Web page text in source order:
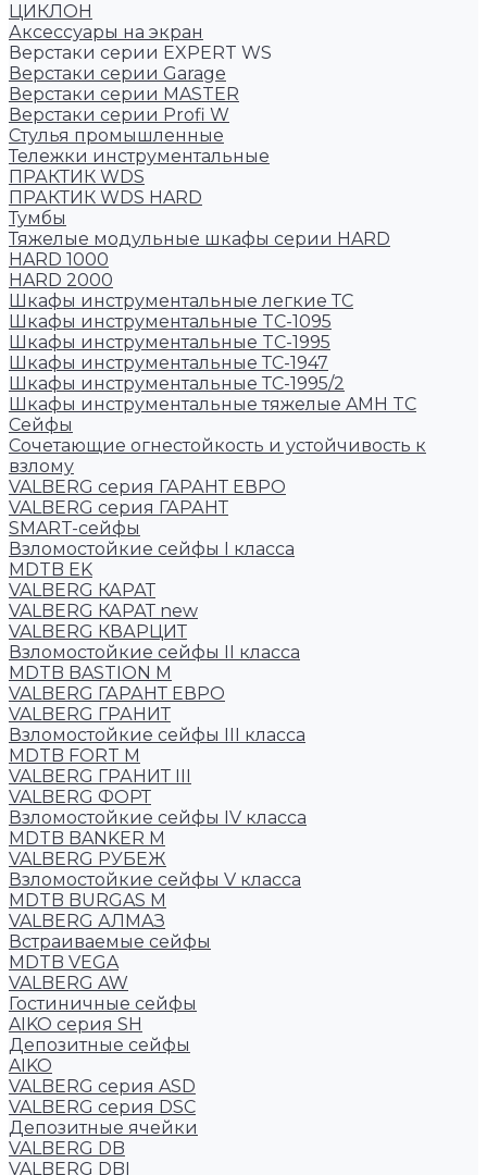
ЦИКЛОН
Аксессуары на экран
Верстаки серии EXPERT WS
Верстаки серии Garage
Верстаки серии MASTER
Верстаки серии Profi W
Стулья промышленные
Тележки инструментальные
ПРАКТИК WDS
ПРАКТИК WDS HARD
Тумбы
Тяжелые модульные шкафы серии HARD
HARD 1000
HARD 2000
Шкафы инструментальные легкие ТС
Шкафы инструментальные TC-1095
Шкафы инструментальные TC-1995
Шкафы инструментальные ТС-1947
Шкафы инструментальные ТС-1995/2
Шкафы инструментальные тяжелые AMH TC
Сейфы
Cочетающие огнестойкость и устойчивость к
взлому
VALBERG серия ГАРАНТ ЕВРО
VALBERG серия ГАРАНТ
SMART-сейфы
Взломостойкие сейфы I класса
MDTB EK
VALBERG КАРАТ
VALBERG КАРАТ new
VALBERG КВАРЦИТ
Взломостойкие сейфы II класса
MDTB BASTION M
VALBERG ГАРАНТ ЕВРО
VALBERG ГРАНИТ
Взломостойкие сейфы III класса
MDTB FORT M
VALBERG ГРАНИТ III
VALBERG ФОРТ
Взломостойкие сейфы IV класса
MDTB BANKER M
VALBERG РУБЕЖ
Взломостойкие сейфы V класса
MDTB BURGAS M
VALBERG АЛМАЗ
Встраиваемые сейфы
MDTB VEGA
VALBERG AW
Гостиничные сейфы
AIKO серия SH
Депозитные сейфы
AIKO
VALBERG серия ASD
VALBERG серия DSC
Депозитные ячейки
VALBERG DB
VALBERG DBI